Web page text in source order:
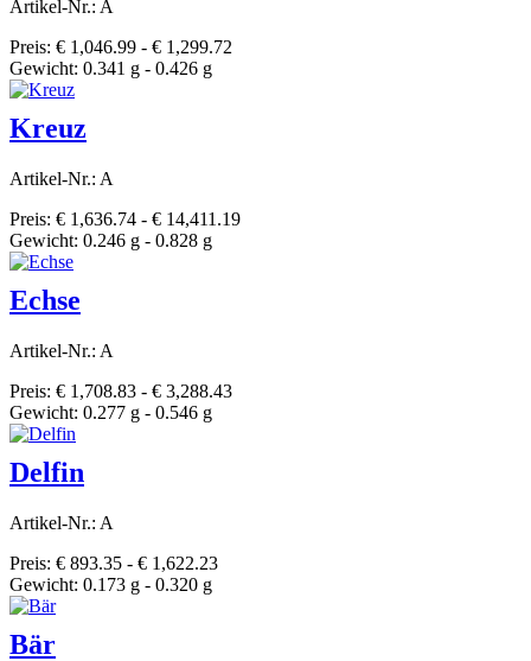
Artikel-Nr.: A
Preis: € 1,046.99 - € 1,299.72
Gewicht: 0.341 g - 0.426 g
Kreuz
Artikel-Nr.: A
Preis: € 1,636.74 - € 14,411.19
Gewicht: 0.246 g - 0.828 g
Echse
Artikel-Nr.: A
Preis: € 1,708.83 - € 3,288.43
Gewicht: 0.277 g - 0.546 g
Delfin
Artikel-Nr.: A
Preis: € 893.35 - € 1,622.23
Gewicht: 0.173 g - 0.320 g
Bär